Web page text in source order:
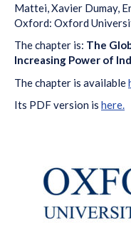
Mattei, Xavier Dumay,
Oxford: Oxford
The chapter is: The
Increasing Power of
The chapter is available
Its PDF version is here.